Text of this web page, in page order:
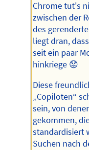
Chrome tut's
zwischen der
des
liegt dran,
seit ein paar
hinkriege 😟
Diese
„Copiloten“
sein, von
gekommen,
standardisiert
Suchen nach